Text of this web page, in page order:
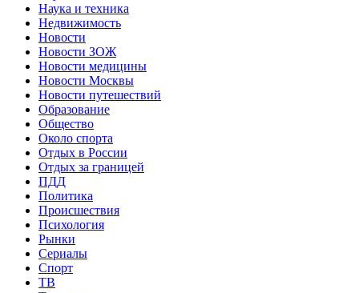
Наука и техника
Недвижимость
Новости
Новости ЗОЖ
Новости медицины
Новости Москвы
Новости путешествий
Образование
Общество
Около спорта
Отдых в России
Отдых за границей
ПДД
Политика
Происшествия
Психология
Рынки
Сериалы
Спорт
ТВ